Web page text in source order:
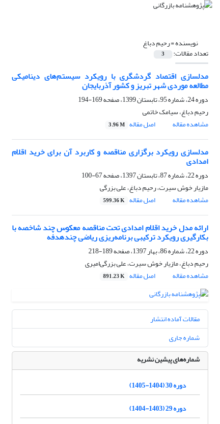
نویسنده =رحیم دباغ
تعداد مقالات: 3
مدل‎سازی اقتصاد گردشگری با رویکرد سیستم‌های دینامیکی
مطالعه موردی شهر تبریز و کشور آذربایجان
دوره 24، شماره 95، تابستان 1399، صفحه
169-194
رحیم دباغ، سیامک خاتمی
مشاهده مقاله
اصل مقاله 3.96 M
مدلسازی رویکرد برگزاری مناقصه و کاربرد آن برای خرید اقلام
امدادی
دوره 22، شماره 87، تابستان 1397، صفحه
67-100
مازیار خوش سیرت، رحیم دباغ، علی بزرگی
مشاهده مقاله
اصل مقاله 599.36 K
ارائه مدل خرید اقلام امدادی تحت مناقصه معکوس چند شاخصه با
بکارگیری رویکرد ترکیبی برنامه‌ریزی ریاضی چندهدفه
دوره 22، شماره 86، بهار 1397، صفحه
189-218
رحیم دباغ، مازیار خوش سیرت، علی بزرگی‌امیری
مشاهده مقاله
اصل مقاله 891.23 K
مقالات آماده انتشار
شماره جاری
شماره‌های پیشین نشریه
دوره 30 (1404-1405)
دوره 29 (1403-1404)